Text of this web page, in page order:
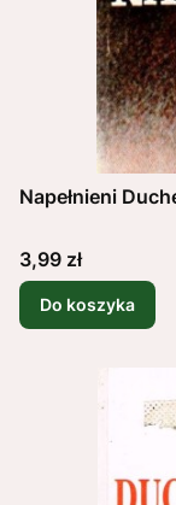
Napełnieni
Cena
3,99 zł
Do koszyka